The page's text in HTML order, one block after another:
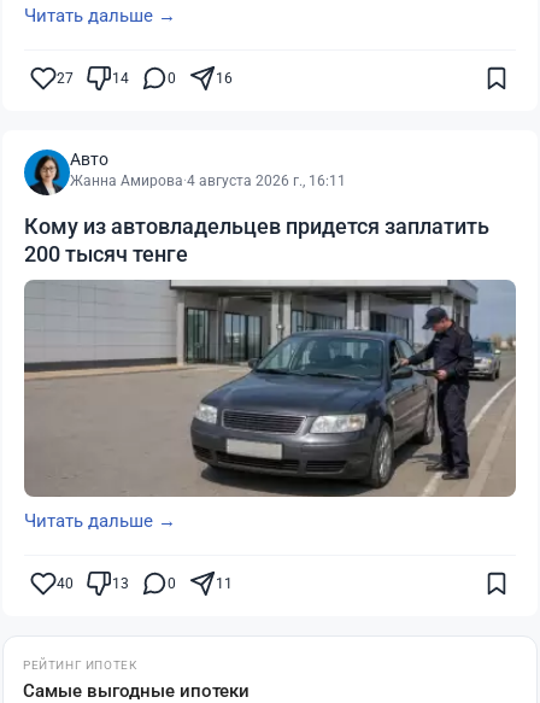
Читать дальше →
27 14 0 16
Авто
Жанна Амирова·4 августа 2026 г., 16:11
Кому из автовладельцев придется заплатить
200 тысяч тенге
Читать дальше →
40 13 0 11
РЕЙТИНГ ИПОТЕК
Самые выгодные ипотеки